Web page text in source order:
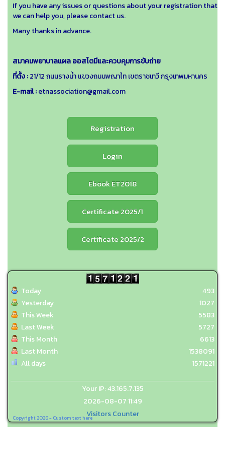
Copyright 2026 - Custom text here
If you have any issues or questions about your registration that
we can help you, please contact us.
Many thanks in advance.
สมาคมพยาบาลแผล ออสโตมีและควบคุมการขับถ่าย
ที่ตั้ง :21/12 ถนนรางน้ำ แขวงถนนพญาไท เขตราชเทวี กรุงเทพมหานคร
E-mail :etnassociation@gmail.com
Registration
Login
Ebook ET2018
Certificate 2025/1
Certificate 2025/2
Today
Yesterday
This Week
Last Week
This Month
Last Month
All days
493
1027
5583
5727
6613
1538091
1571221
Your IP: 43.165.7.135
2026-08-07 11:49
Visitors Counter